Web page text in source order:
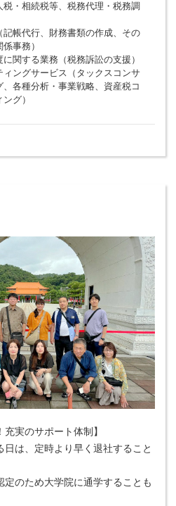
税・相続税等、税務代理・税務調
記帳代行、財務書類の作成、その
事務）
関する業務（税務訴訟の支援）
ィングサービス（タックスコンサ
、各種分析・事業戦略、資産税コ
グ）
充実のサポート体制】
日は、定時より早く退社すること
定のため大学院に通学することも